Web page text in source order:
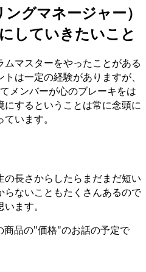
グマネージャー）
していきたいこと
マスターをやったことがある
は一定の経験がありますが、
メンバーが心のブレーキをは
するということは常に念頭に
います。
の長さからしたらまだまだ短い
ないこともたくさんあるので
ます。
商品の"価格"のお話の予定で